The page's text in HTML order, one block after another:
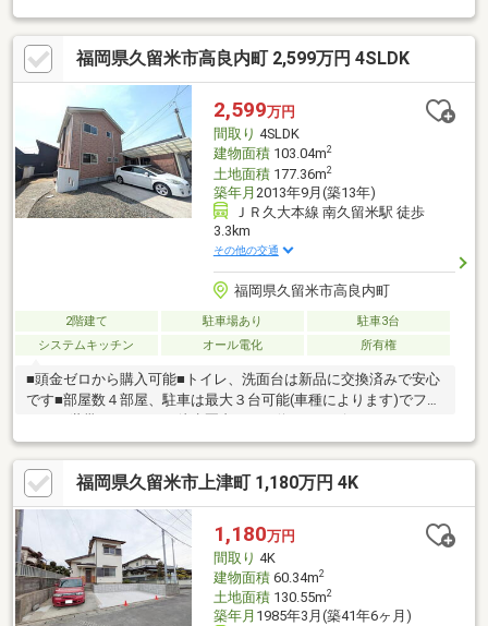
可能！
福岡県久留米市高良内町 2,599万円 4SLDK
2,599万円
間取り 4SLDK
建物面積103.04m2
土地面積177.36m2
築年月 2013年9月(築13年)
ＪＲ久大本線 南久留米駅 徒歩
3.3km
その他の交通
福岡県久留米市高良内町
2階建て 駐車場あり
駐車3台
システムキッチン
オール電化 所有権
■頭金ゼロから購入可能■トイレ、洗面台は新品に交換済みで安心
です■部屋数４部屋、駐車は最大３台可能(車種によります)でファ
室内の壁と天井は塗装してきれいに■ハウスクリーニング済みで
すぐに入居可能です■オール電化、公営上下水道で快適！----------
周辺環境----------□セブンイレブン久留米高良内店まで徒歩約5分/
約400ｍ□西鉄バス「自衛隊アパート前」停まで徒歩約5分/約420
ｍ□久留米市立高良内小学校まで徒歩約分/約1300ｍ□久留米市立
明星中学校まで徒歩約15分/約1200ｍ
福岡県久留米市上津町 1,180万円 4K
1,180万円
間取り 4K
建物面積60.34m2
土地面積130.55m2
築年月 1985年3月(築41年6ヶ月)